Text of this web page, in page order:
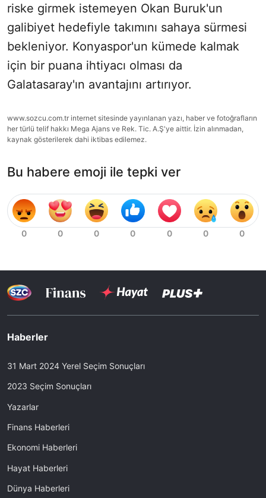
riske girmek istemeyen Okan Buruk'un
galibiyet hedefiyle takımını sahaya sürmesi
bekleniyor. Konyaspor'un kümede kalmak
için bir puana ihtiyacı olması da
Galatasaray'ın avantajını artırıyor.
www.sozcu.com.tr internet sitesinde yayınlanan yazı, haber ve fotoğrafların
her türlü telif hakkı Mega Ajans ve Rek. Tic. A.Ş'ye aittir. İzin alınmadan,
kaynak gösterilerek dahi iktibas edilemez.
Bu habere emoji ile tepki ver
Haberler
31 Mart 2024 Yerel Seçim Sonuçları
2023 Seçim Sonuçları
Yazarlar
Finans Haberleri
Ekonomi Haberleri
Hayat Haberleri
Dünya Haberleri